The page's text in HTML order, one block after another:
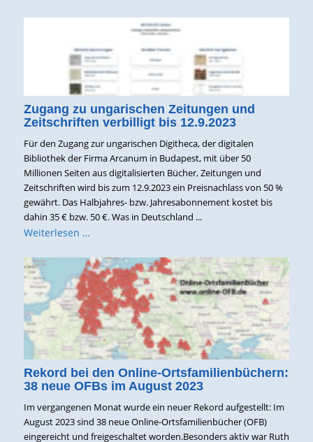
Zugang zu ungarischen Zeitungen und
Zeitschriften verbilligt bis 12.9.2023
Für den Zugang zur ungarischen Digitheca, der digitalen
Bibliothek der Firma Arcanum in Budapest, mit über 50
Millionen Seiten aus digitalisierten Bücher, Zeitungen und
Zeitschriften wird bis zum 12.9.2023 ein Preisnachlass von 50 %
gewährt. Das Halbjahres- bzw. Jahresabonnement kostet bis
dahin 35 € bzw. 50 €. Was in Deutschland ...
Weiterlesen …
Rekord bei den Online-Ortsfamilienbüchern:
38 neue OFBs im August 2023
Im vergangenen Monat wurde ein neuer Rekord aufgestellt: Im
August 2023 sind 38 neue Online-Ortsfamilienbücher (OFB)
eingereicht und freigeschaltet worden.Besonders aktiv war Ruth